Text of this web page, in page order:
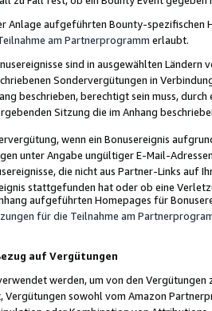
Anlage aufgeführten Bounty-spezifischen
am Partnerprogramm erlaubt.
sind in ausgewählten Ländern
Sondervergütungen in
beschrieben, berechtigt sein muss,
Sitzung die im Anhang
wenn ein Bonusereignis
unter Angabe ungültiger E-Mail-
die nicht aus Partner-Links auf
stattgefunden hat oder ob eine
aufgeführten Homepages für
für die Teilnahme am
auf Vergütungen
werden, um von den
Vergütungen sowohl vom Amazon